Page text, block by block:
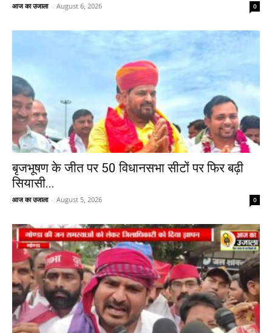
आज का उजाला - August 6, 2026 0
बृजभूषण के जीत पर 50 विधानसभा सीटों पर फिर बढ़ी
सियासी...
आज का उजाला - August 5, 2026 0